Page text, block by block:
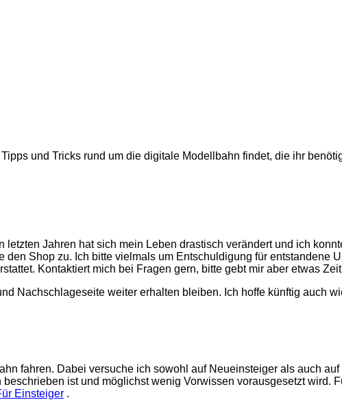
und Tricks rund um die digitale Modellbahn findet, die ihr
Jahren hat sich mein Leben drastisch verändert und ich
Shop zu. Ich bitte vielmals um Entschuldigung für entstandene
Kontaktiert mich bei Fragen gern, bitte gebt mir aber etwas
Nachschlageseite weiter erhalten bleiben. Ich hoffe künftig auch
fahren. Dabei versuche ich sowohl auf Neueinsteiger als auch auf
ist und möglichst wenig Vorwissen vorausgesetzt wird.
Einsteiger .